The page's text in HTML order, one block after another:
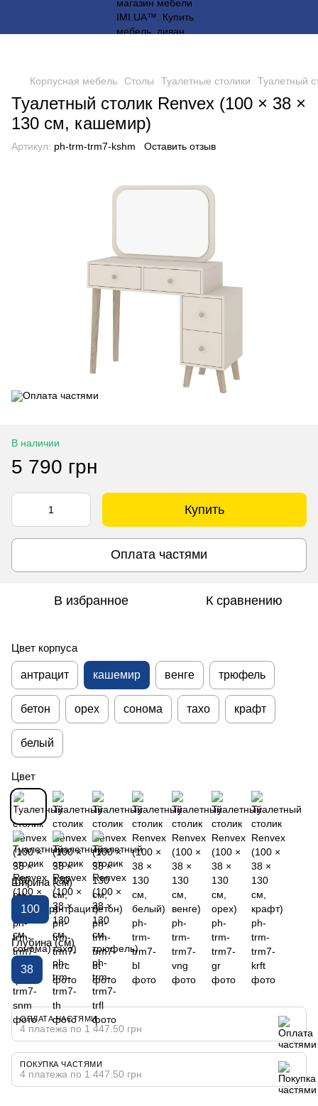
Корпусная мебель Столы Туалетные столики Туалетный
Туалетный столик Renvex (100 × 38 ×
130 см, кашемир)
Артикул: ph-trm-trm7-kshm Оставить отзыв
В наличии
5 790 грн
Купить
Оплата частями
В избранное К сравнению
Цвет корпуса
антрацит кашемир венге трюфель
бетон орех сонома тахо крафт
белый
Цвет
Ширина (см)
100
Глубина (см)
38
ОПЛАТА ЧАСТЯМИ
4 платежа по 1 447.50 грн
ПОКУПКА ЧАСТЯМИ
4 платежа по 1 447.50 грн